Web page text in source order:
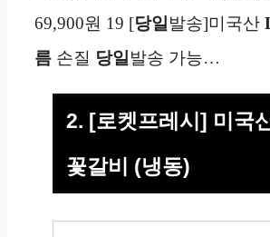
69,900원 19 [당일발송]미국산
름 손질 당일발송 가능…
2. [로켓프레시] 미국
꽃갈비 (냉동)